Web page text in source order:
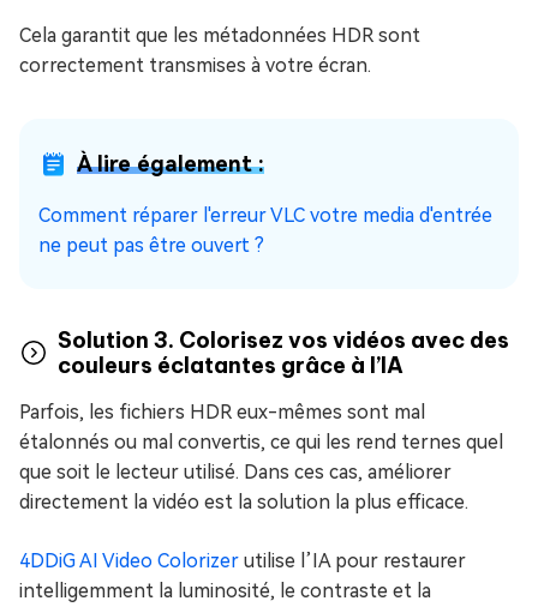
Cela garantit que les métadonnées HDR sont
correctement transmises à votre écran.
À lire également :
Comment réparer l'erreur VLC votre media d'entrée
ne peut pas être ouvert ?
Solution 3. Colorisez vos vidéos avec des
couleurs éclatantes grâce à l’IA
Parfois, les fichiers HDR eux-mêmes sont mal
étalonnés ou mal convertis, ce qui les rend ternes quel
que soit le lecteur utilisé. Dans ces cas, améliorer
directement la vidéo est la solution la plus efficace.
4DDiG AI Video Colorizer utilise l’IA pour restaurer
intelligemment la luminosité, le contraste et la